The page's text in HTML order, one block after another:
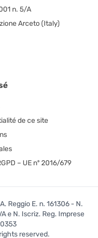
n. 5/A
Arceto (Italy)
de ce site
– UE nº 2016/679
Reggio E. n. 161306 - N.
e N. Iscriz. Reg. Imprese
reserved.